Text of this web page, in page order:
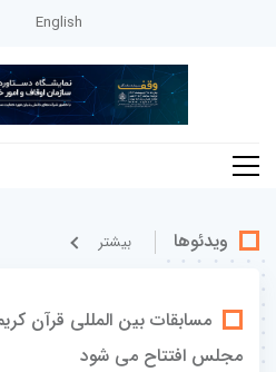
English
ویدئوها بيشتر
مسابقات بین المللی قرآن
مجلس افتتاح می شود